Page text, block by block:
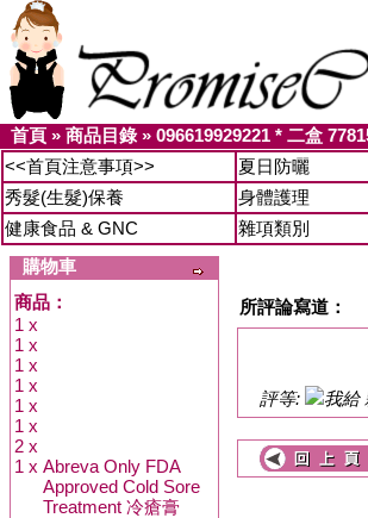
首頁 » 商品目錄» 096619929221 * 二盒
<<首頁注意事項>>
夏日防曬
秀髮(生髮)保養
身體護理
健康食品 & GNC
雜項類別
購物車
商品：
1 x
1 x
1 x
1 x
1 x
1 x
2 x
1 x Abreva Only FDA
Approved Cold Sore
Treatment 冷瘡膏
所評論寫道：
評等: